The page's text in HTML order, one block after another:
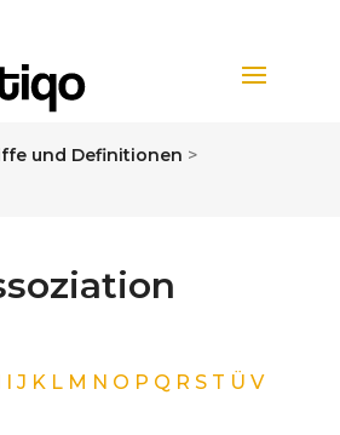
und Definitionen >
I J K L M N O P Q R S T Ü V